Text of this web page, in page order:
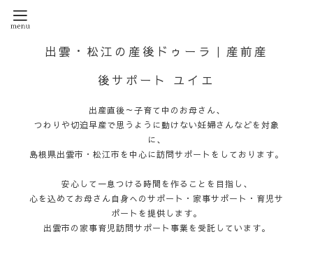
出雲・松江の産後ドゥーラ｜産前産
後サポート ユイエ
出産直後～子育て中のお母さん、
つわりや切迫早産で思うように動けない妊婦さんなどを対象
に、
島根県出雲市・松江市を中心に訪問サポートをしております。
安心して一息つける時間を作ることを目指し、
心を込めてお母さん自身へのサポート・家事サポート・育児サ
ポートを提供します。
出雲市の家事育児訪問サポート事業を受託しています。